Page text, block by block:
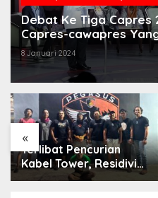
Debat Ke Tiga Capres
Capres-cawapres
8 Januari 2024
«
Sebarkan Pesan
Kamtibmas, Bid Humas
Polda Kaltim